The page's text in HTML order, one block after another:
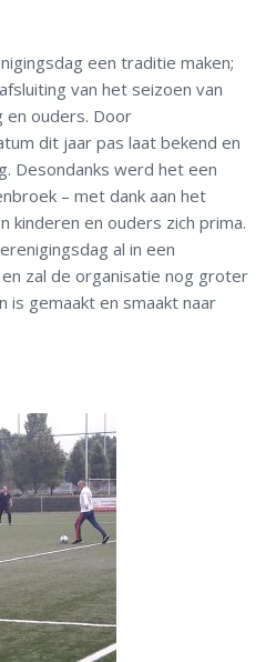
een traditie maken;
van het seizoen van
en ouders. Door
dit jaar pas laat bekend en
Desondanks werd het een
– met dank aan het
kinderen en ouders zich prima.
al in een
zal de organisatie nog groter
is gemaakt en smaakt naar